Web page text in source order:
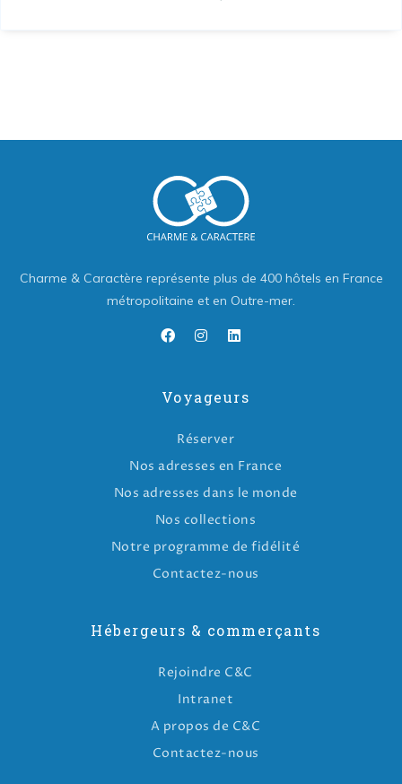
Charme & Caractère représente plus de 400 hôtels en France
métropolitaine et en Outre-mer.
Voyageurs
Réserver
Nos adresses en France
Nos adresses dans le monde
Nos collections
Notre programme de fidélité
Contactez-nous
Hébergeurs & commerçants
Rejoindre C&C
Intranet
A propos de C&C
Contactez-nous